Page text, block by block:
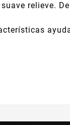
relieve.